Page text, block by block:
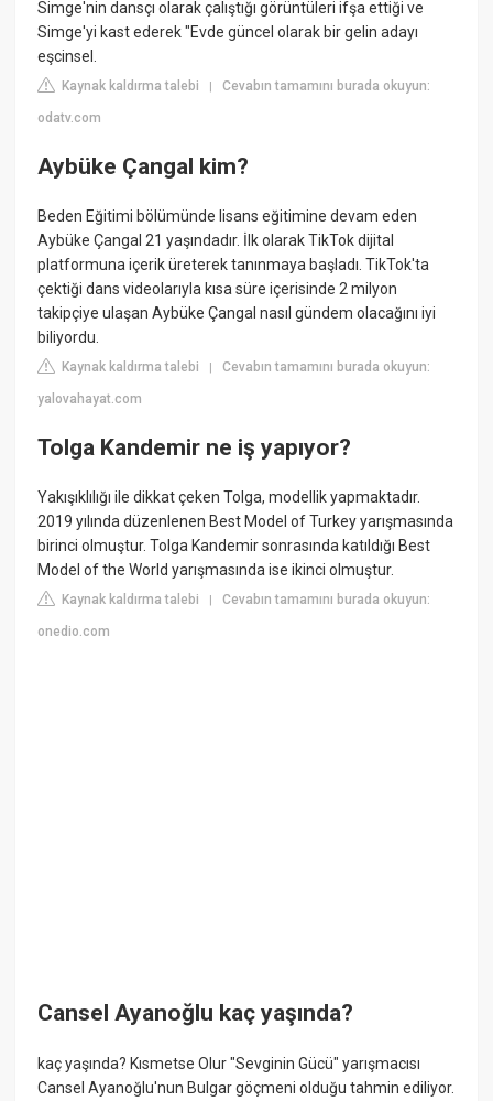
Simge'nin dansçı olarak çalıştığı görüntüleri ifşa ettiği ve
Simge'yi kast ederek "Evde güncel olarak bir gelin adayı
eşcinsel.
Kaynak kaldırma talebi |Cevabın tamamını burada okuyun:
odatv.com
Aybüke Çangal kim?
Beden Eğitimi bölümünde lisans eğitimine devam eden
Aybüke Çangal 21 yaşındadır. İlk olarak TikTok dijital
platformuna içerik üreterek tanınmaya başladı. TikTok'ta
çektiği dans videolarıyla kısa süre içerisinde 2 milyon
takipçiye ulaşan Aybüke Çangal nasıl gündem olacağını iyi
biliyordu.
Kaynak kaldırma talebi |Cevabın tamamını burada okuyun:
yalovahayat.com
Tolga Kandemir ne iş yapıyor?
Yakışıklılığı ile dikkat çeken Tolga, modellik yapmaktadır.
2019 yılında düzenlenen Best Model of Turkey yarışmasında
birinci olmuştur. Tolga Kandemir sonrasında katıldığı Best
Model of the World yarışmasında ise ikinci olmuştur.
Kaynak kaldırma talebi |Cevabın tamamını burada okuyun:
onedio.com
Cansel Ayanoğlu kaç yaşında?
kaç yaşında? Kısmetse Olur "Sevginin Gücü" yarışmacısı
Cansel Ayanoğlu'nun Bulgar göçmeni olduğu tahmin ediliyor.